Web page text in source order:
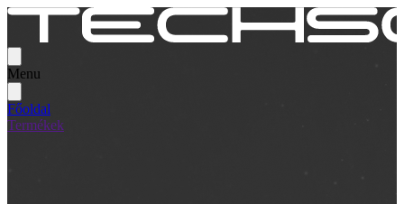
Menu
Főoldal
Termékek